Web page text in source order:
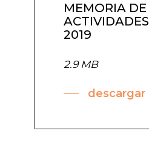
MEMORIA DE
ACTIVIDADES
2019
2.9 MB
descargar